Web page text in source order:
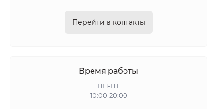
Перейти в контакты
Время работы
ПН-ПТ
10:00-20:00